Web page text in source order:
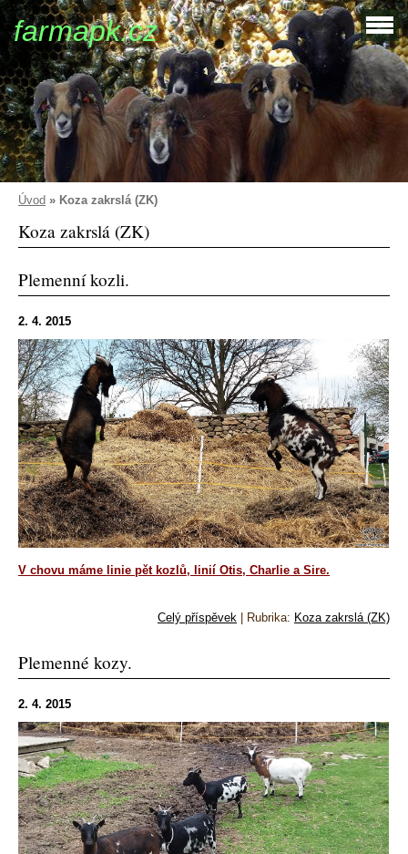
farmapk.cz
Úvod » Koza zakrslá (ZK)
Koza zakrslá (ZK)
Plemenní kozli.
2. 4. 2015
V chovu máme linie pět kozlů, linií Otis, Charlie a Sire.
Celý příspěvek Rubrika: Koza zakrslá (ZK)
Plemenné kozy.
2. 4. 2015